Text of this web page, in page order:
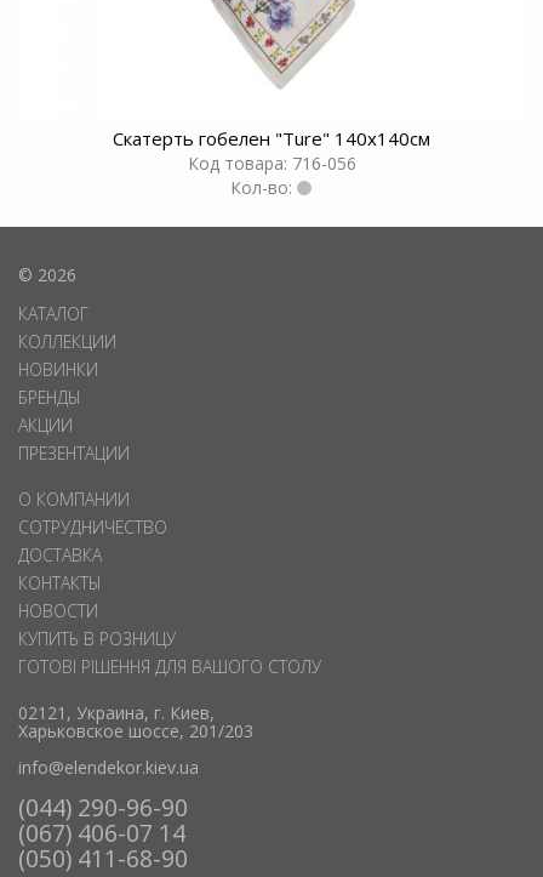
Скатерть гобелен "Ture" 140x140см
Код товара: 716-056
Кол-во:
© 2026
КАТАЛОГ
КОЛЛЕКЦИИ
НОВИНКИ
БРЕНДЫ
АКЦИИ
ПРЕЗЕНТАЦИИ
О КОМПАНИИ
СОТРУДНИЧЕСТВО
ДОСТАВКА
КОНТАКТЫ
НОВОСТИ
КУПИТЬ В РОЗНИЦУ
ГОТОВІ РІШЕННЯ ДЛЯ ВАШОГО СТОЛУ
02121, Украина, г. Киев,
Харьковское шоссе, 201/203
info@elendekor.kiev.ua
(044) 290-96-90
(067) 406-07 14
(050) 411-68-90